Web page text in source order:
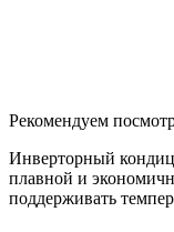
Рекомендуем
Инверторный
плавной и
поддерживать